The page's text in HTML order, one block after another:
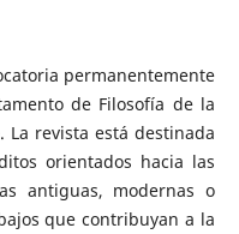
permanentemente
de Filosofía de la
La revista está destinada
orientados hacia las
antiguas, modernas o
que contribuyan a la